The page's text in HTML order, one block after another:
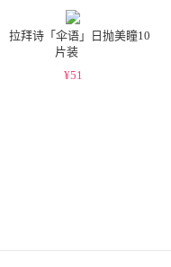
拉拜诗「伞语」日抛美瞳10
片装
¥51